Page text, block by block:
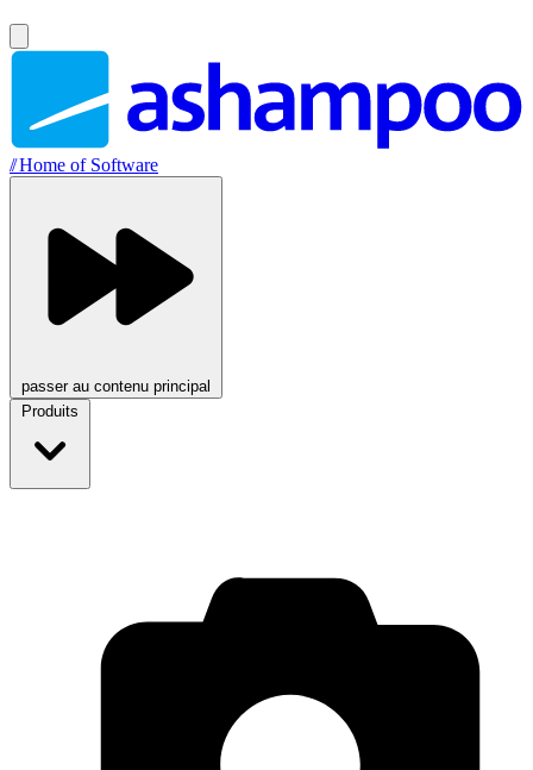
//Home of Software
passer au contenu principal
Produits